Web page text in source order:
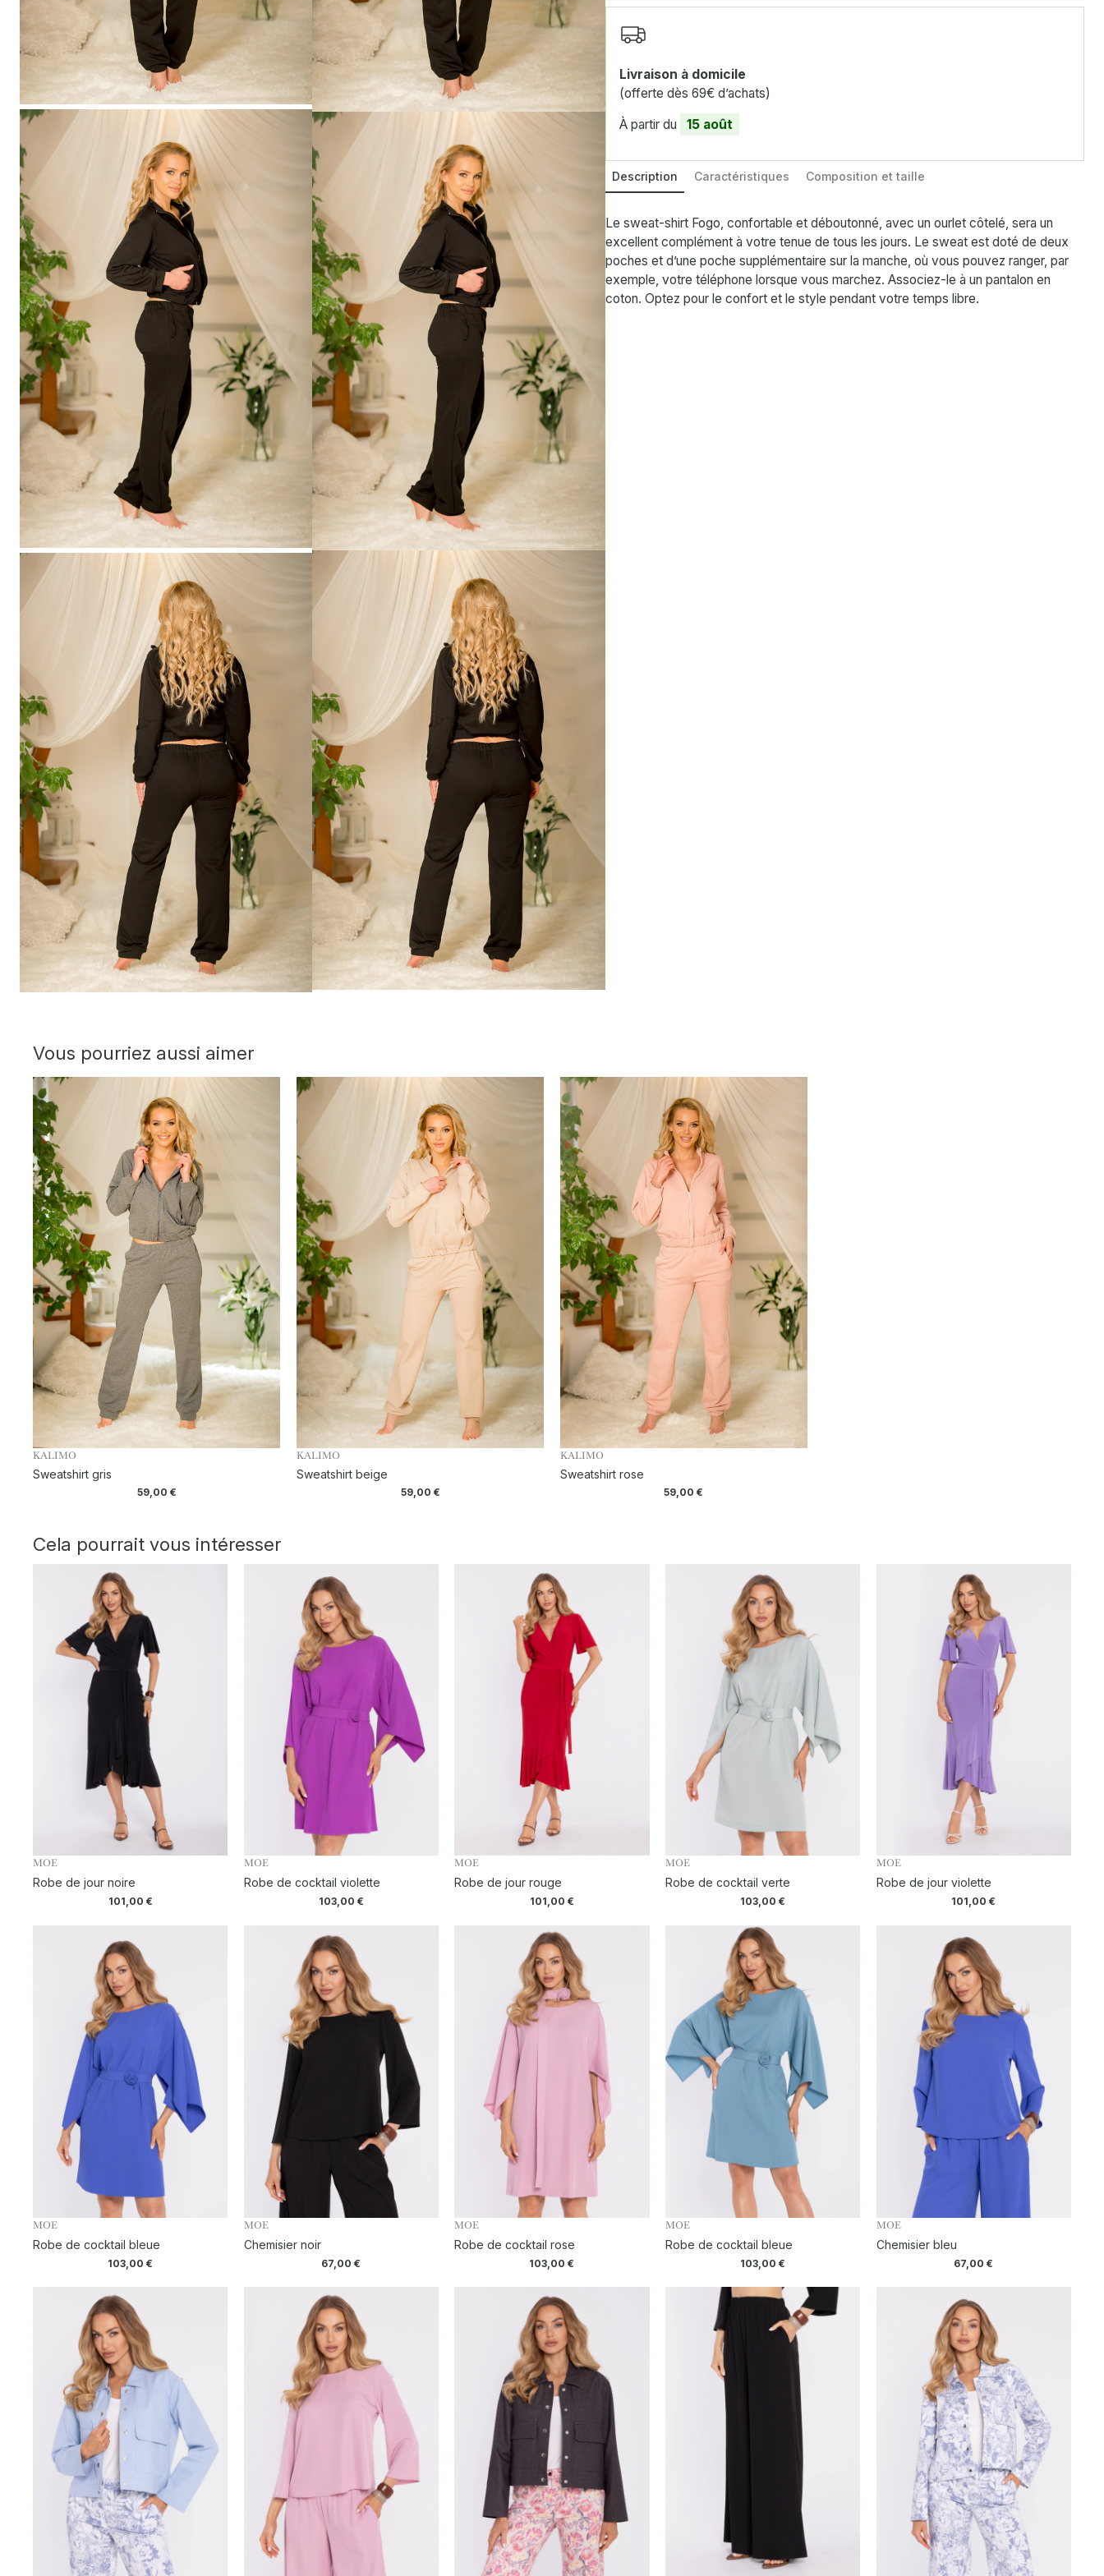
Livraison à domicile
(offerte dès 69€ d’achats)
À partir du 15 août
Description Caractéristiques Composition et taille
Le sweat-shirt Fogo, confortable et déboutonné, avec un ourlet côtelé, sera un
excellent complément à votre tenue de tous les jours. Le sweat est doté de deux
poches et d’une poche supplémentaire sur la manche, où vous pouvez ranger, par
exemple, votre téléphone lorsque vous marchez. Associez-le à un pantalon en
coton. Optez pour le confort et le style pendant votre temps libre.
Vous pourriez aussi aimer
KALIMO
Sweatshirt gris
59,00 €
KALIMO
Sweatshirt beige
59,00 €
KALIMO
Sweatshirt rose
59,00€
Cela pourrait vous intéresser
MOE
Robe de jour noire
101,00 €
MOE
Robe de cocktail violette
103,00 €
MOE
Robe de jour rouge
101,00 €
MOE
Robe de cocktail verte
103,00€
MOE
Robe de jour violette
101,00€
MOE
Robe de cocktail bleue
103,00€
MOE
Chemisier noir
67,00€
MOE
Robe de cocktail rose
103,00€
MOE
Robe de cocktail bleue
103,00€
MOE
Chemisier bleu
67,00€